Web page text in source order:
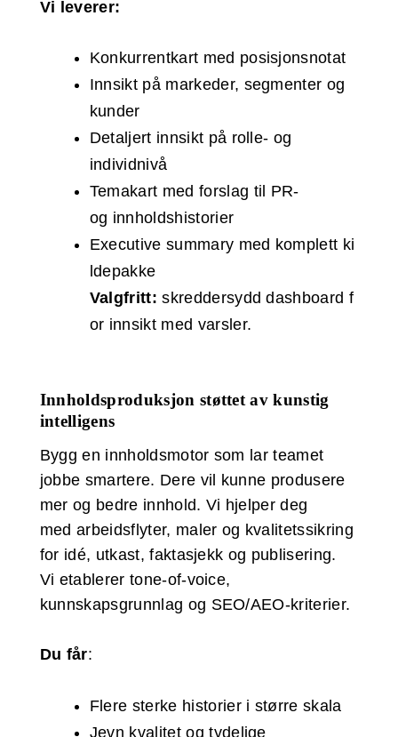
Vi leverer:
Konkurrentkart med posisjonsnotat
Innsikt på markeder, segmenter og
kunder
Detaljert innsikt på rolle- og
individnivå
Temakart med forslag til PR-
og innholdshistorier
Executive summary med komplett ki
ldepakke
Valgfritt:skreddersydd dashboard f
or innsikt med varsler.
Innholdsproduksjon støttet av kunstig
intelligens
Bygg en innholdsmotor som lar teamet
jobbe smartere. Dere vil kunne produsere
mer og bedre innhold. Vi hjelper deg
med arbeidsflyter, maler og kvalitetssikring
for idé, utkast, faktasjekk og publisering.
Vi etablerer tone-of-voice,
kunnskapsgrunnlag og SEO/AEO-kriterier.
Du får:
Flere sterke historier i større skala
Jevn kvalitet og tydelige